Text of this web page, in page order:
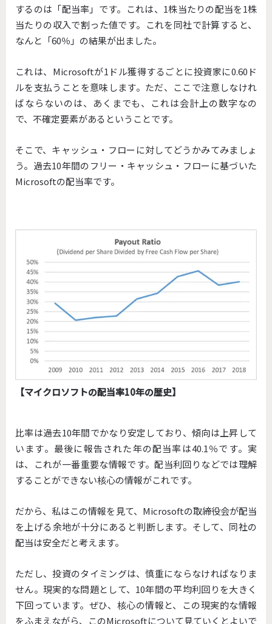
するのは「配当率」です。これは、1株当たりの配当を1株
当たりの収入で割った値です。これを同社で計算すると、
なんと「60％」の結果が出ました。
これは、Microsoftが1ドル獲得するごとに投資家に0.60ド
ルを支払うことを意味します。ただ、ここで注意しなけれ
ばならないのは、あくまでも、これは会計上の数字なの
で、不確定要素があるということです。
そこで、キャッシュ・フローに対してどうかみてみましょ
う。過去10年間のフリー・キャッシュ・フローに基づいた
Microsoftの配当率です。
【マイクロソフトの配当率10年の歴史】
比率は過去10年間でかなり安定しており、傾向は上昇して
います。最後に報告された年の配当率は40.1％です。実
は、これが一番重要な情報です。配当利回りなどでは理解
することができない核心の情報がこれです。
だから、私はこの情報を見て、Microsoftの取締役会が配当
を上げる余地が十分にあると判断します。そして、同社の
配当は安全だと考えます。
ただし、投資のタイミングは、慎重にならなければなりま
せん。現実的な問題として、10年間の平均利回りを大きく
下回っています。ぜひ、核心の情報と、この現実的な情報
をふまえながら、このMicrosoftについて見ていくとよいで